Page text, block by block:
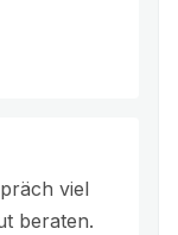
viel
beraten.